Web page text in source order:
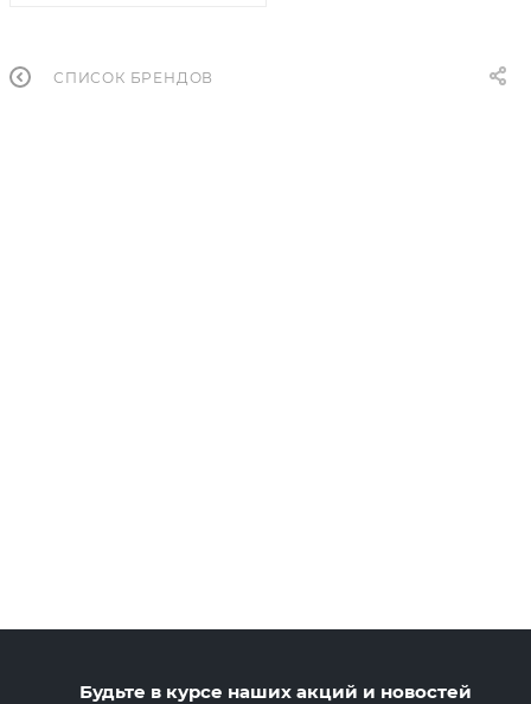
СПИСОК БРЕНДОВ
Будьте в курсе наших акций и новостей